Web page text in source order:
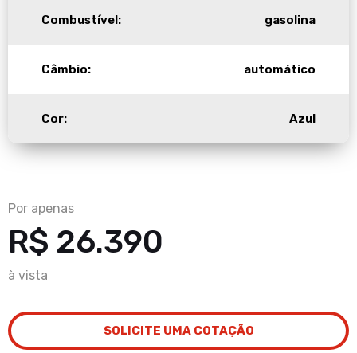
Combustível: gasolina
Câmbio: automático
Cor: Azul
Por apenas
R$ 26.390
à vista
SOLICITE UMA COTAÇÃO